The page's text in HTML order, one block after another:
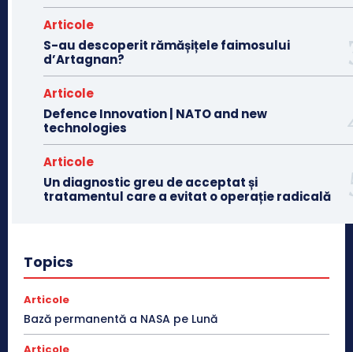
Articole
S-au descoperit rămășițele faimosului
d’Artagnan?
Articole
Defence Innovation | NATO and new
technologies
Articole
Un diagnostic greu de acceptat și
tratamentul care a evitat o operație radicală
Topics
Articole
Bază permanentă a NASA pe Lună
Articole